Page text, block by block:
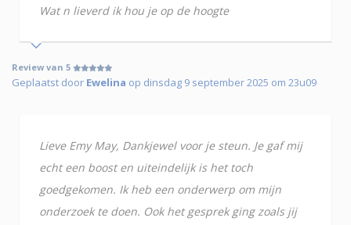
Wat n lieverd ik hou je op de hoogte
Review van 5
Geplaatst door Ewelina op dinsdag 9 september 2025 om 23u09
Lieve Emy May, Dankjewel voor je steun. Je gaf mij
echt een boost en uiteindelijk is het toch
goedgekomen. Ik heb een onderwerp om mijn
onderzoek te doen. Ook het gesprek ging zoals jij